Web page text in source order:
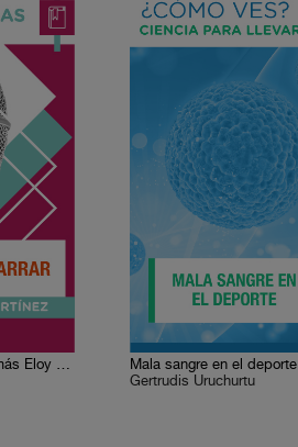
El arte de narrar. Tomás Eloy Matínez
Mala sangre en el deporte
Gertrudis Uruchurtu